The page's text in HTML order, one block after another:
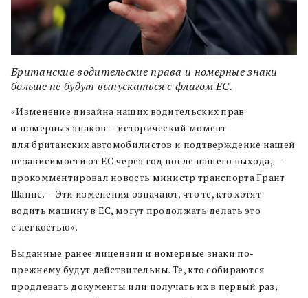
Британские водительские права и номерные знаки
больше не будут выпускаться с флагом ЕС.
«Изменение дизайна наших водительских прав
и номерных знаков — исторический момент
для британских автомобилистов и подтверждение нашей
независимости от ЕС через год после нашего выхода, —
прокомментировал новость министр транспорта Грант
Шаппс. — Эти изменения означают, что те, кто хотят
водить машину в ЕС, могут продолжать делать это
с легкостью».
Выданные ранее лицензии и номерные знаки по-
прежнему будут действительны. Те, кто собираются
продлевать документы или получать их в первый раз,